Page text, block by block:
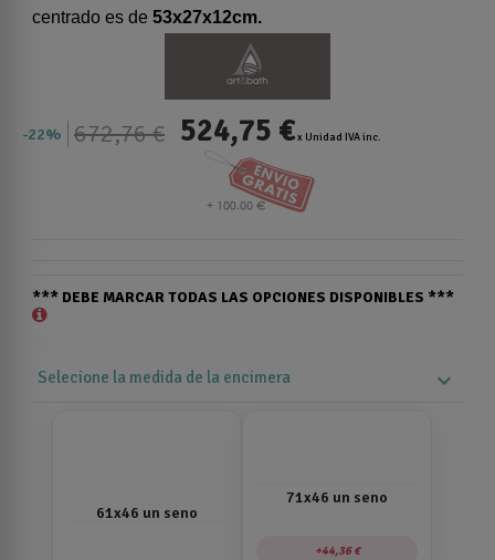
centrado es de 53x27x12cm.
22% 672,76 € 524,75 €x Unidad IVA inc.
*** DEBE MARCAR TODAS LAS OPCIONES DISPONIBLES ***
Selecione la medida de la encimera expand_more
61x46 un seno
71x46 un seno
44,36 €